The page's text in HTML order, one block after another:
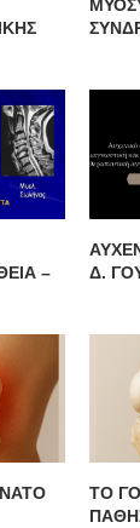
ΜΕΛΟΥΣ
–
Δ.
ΤΟ